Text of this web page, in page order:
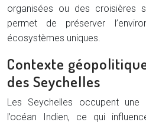
organisées ou des croisières
permet de préserver
écosystèmes uniques.
Contexte
des Seychelles
Les Seychelles occupent une
l’océan Indien, ce qui